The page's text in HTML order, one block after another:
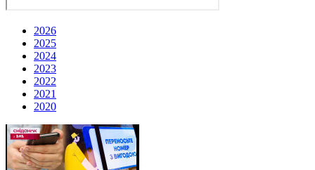
2026
2025
2024
2023
2022
2021
2020